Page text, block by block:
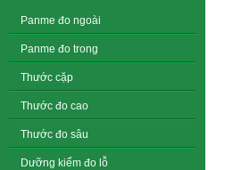
Panme đo ngoài
Panme đo trong
Thước cặp
Thước đo cao
Thước đo sâu
Dưỡng kiểm đo lỗ